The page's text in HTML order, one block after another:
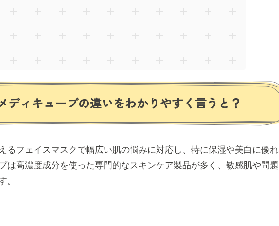
ディキューブの違いをわかりやすく言うと？
るフェイスマスクで幅広い肌の悩みに対応し、特に保湿や美白に優れ
は高濃度成分を使った専門的なスキンケア製品が多く、敏感肌や問題
。